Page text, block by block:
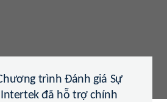
trình Đánh giá Sự
đã hỗ trợ chính